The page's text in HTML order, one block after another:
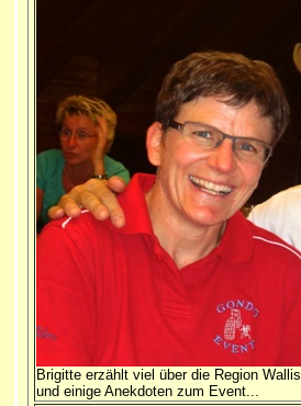
Brigitte erzählt viel über die Region Wallis,
und einige Anekdoten zum Event...